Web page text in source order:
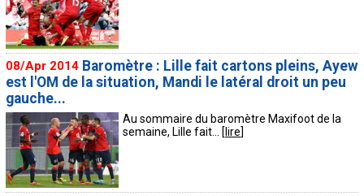
08/Apr 2014 Baromètre : Lille fait cartons pleins, Ayew
est l'OM de la situation, Mandi le latéral droit un peu
gauche...
Au sommaire du baromètre Maxifoot de la
semaine, Lille fait... [ lire]